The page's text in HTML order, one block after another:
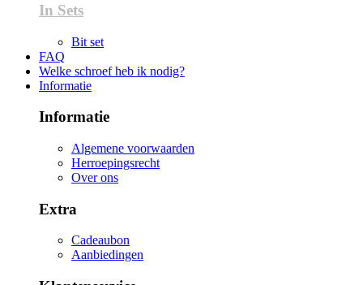
In Sets
Bit set
FAQ
Welke schroef heb ik nodig?
Informatie
Informatie
Algemene voorwaarden
Herroepingsrecht
Over ons
Extra
Cadeaubon
Aanbiedingen